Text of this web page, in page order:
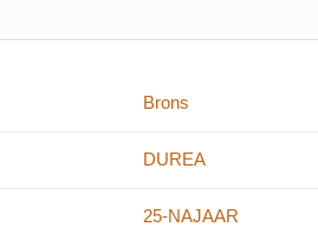
Brons
DUREA
25-NAJAAR